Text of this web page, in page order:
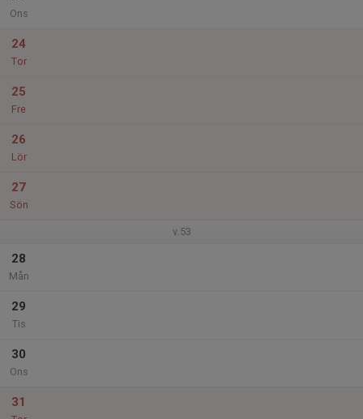
Ons
24
Tor
25
Fre
26
Lör
27
Sön
v.53
28
Mån
29
Tis
30
Ons
31